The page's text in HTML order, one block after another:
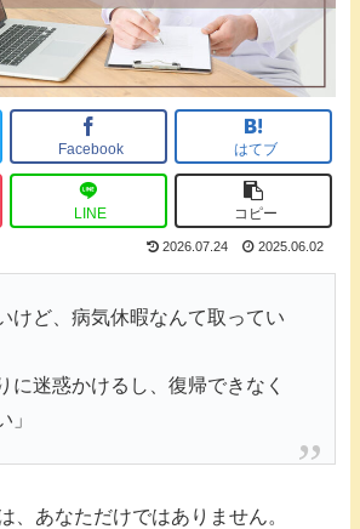
Facebook はてブ
LINE コピー
2026.07.24 2025.06.02
けど、病気休暇なんて取ってい
に迷惑かけるし、復帰できなく
」
、あなただけではありません。